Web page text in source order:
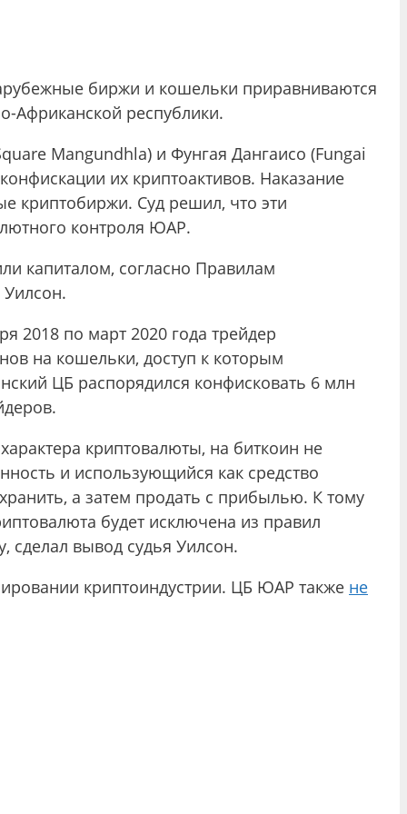
биржи и кошельки приравниваются
Африканской республики.
Mangundhla) и Фунгая Дангаисо (Fungai
их криптоактивов. Наказание
криптобиржи. Суд решил, что эти
контроля ЮАР.
капиталом, согласно Правилам
Уилсон.
2018 по март 2020 года трейдер
на кошельки, доступ к которым
ЦБ распорядился конфисковать 6 млн
криптовалюты, на биткоин не
и использующийся как средство
а затем продать с прибылью. К тому
будет исключена из правил
сделал вывод судья Уилсон.
криптоиндустрии. ЦБ ЮАР также не